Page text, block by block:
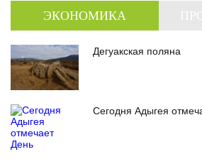
ЭКОНОМИКА
Дегуакская поляна
Сегодня Адыгея